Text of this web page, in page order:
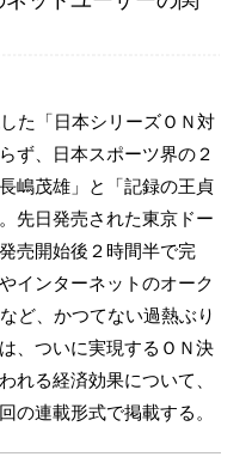
た「日本シリーズＯＮ対
ず、日本スポーツ界の２
嶋茂雄」と「記録の王貞
先日発売された東京ドー
売開始後２時間半で完
インターネットのオーク
ど、かつてない過熱ぶり
、ついに実現するＯＮ決
れる経済効果について、
の連載形式で掲載する。